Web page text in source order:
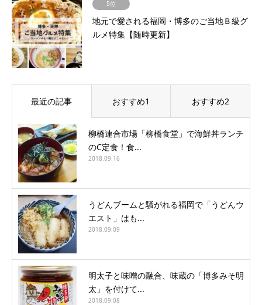
5位
地元で愛される福岡・博多のご当地Ｂ級グ
ルメ特集【随時更新】
最近の記事 おすすめ1 おすすめ2
柳橋連合市場「柳橋食堂」で海鮮丼ランチ
のC定食！食...
2018.09.16
うどんブームと騒がれる福岡で「うどんウ
エスト」はも...
2018.09.09
明太子と味噌の融合、味蔵の「博多みそ明
太」を付けて...
2018.09.08